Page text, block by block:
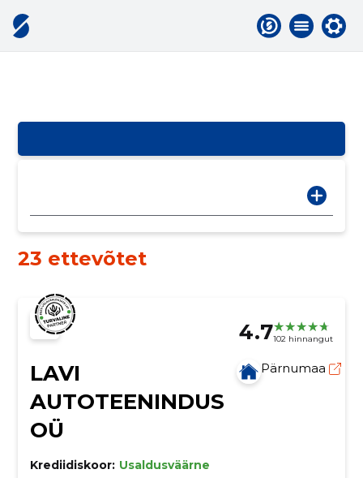
23 ettevõtet
4.7102 hinnangut
LAVI
AUTOTEENINDUS
OÜ
Pärnumaa
Krediidiskoor: Usaldusväärne